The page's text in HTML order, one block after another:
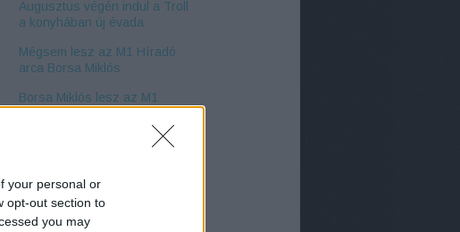
your personal or
opt-out section to
you may
Augusztus végén indul a Troll
a konyhában új évada
Mégsem lesz az M1 Híradó
arca Borsa Miklós
Borsa Miklós lesz az M1
Mit nézhetünk az RTL-en 2026
TV2 Híradó és Aktív - Már
hétfőtől indulnak a TV2 új
hírműsorai